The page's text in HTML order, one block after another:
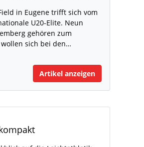
in Eugene trifft sich vom
U20-Elite. Neun
gehören zum
sich bei den…
Artikel anzeigen